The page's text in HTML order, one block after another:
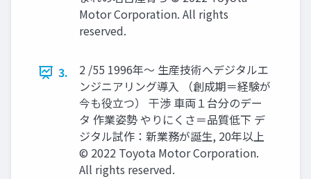
Motor Corporation. All rights
reserved.
3.
2 /55 1996年～ 生産技術へデジタルエ
ンジニアリング導入 （創成期＝経験が
今も役立つ） 干渉 車両１台分のデー
タ 作業姿勢 やりにくさ＝品質低下 デ
ジタル試作：新業務が誕生, 20年以上
© 2022 Toyota Motor Corporation.
All rights reserved.